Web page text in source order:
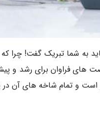
شما تبریک گفت! چرا که
های فراوان برای رشد و
است و تمام شاخه های آن